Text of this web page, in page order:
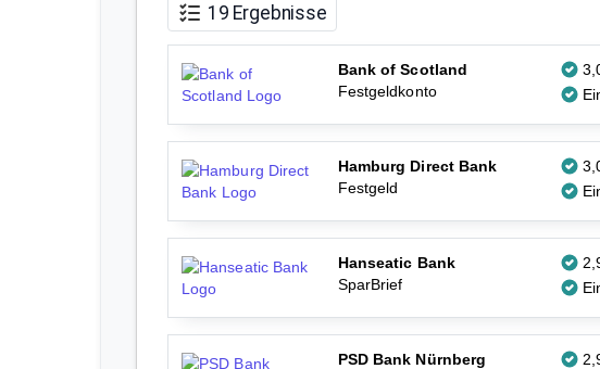
19 Ergebnisse
Bank of Scotland
Festgeldkonto
Hamburg Direct Bank
Festgeld
Hanseatic Bank
SparBrief
PSD Bank Nürnberg